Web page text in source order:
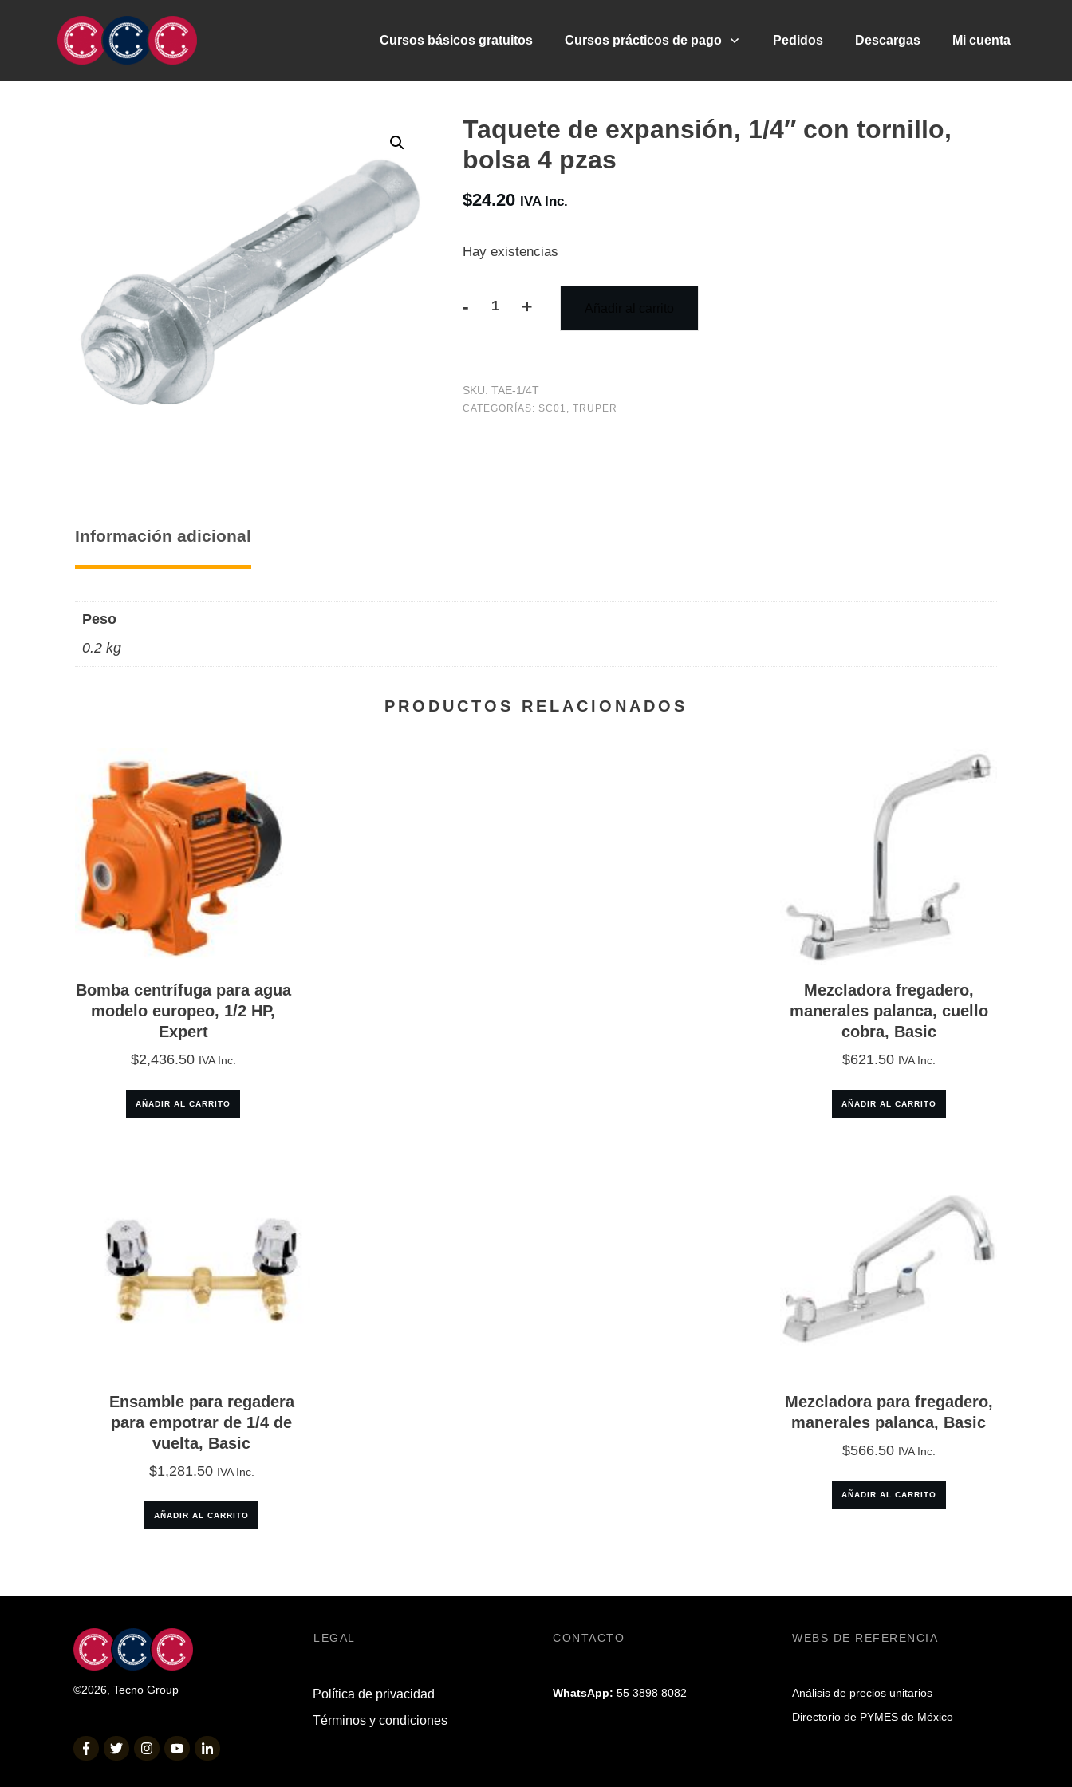
Cursos básicos gratuitos Cursos prácticos de pago Pedidos Descargas Mi cuenta
Taquete de expansión, 1/4″ con tornillo,
bolsa 4 pzas
$24.20 IVA Inc.
Hay existencias
-
1/4"
+
SKU:TAE-1/4T
CATEGORÍAS: SC01 ,TRUPER
Información adicional
Peso
0.2 kg
PRODUCTOS RELACIONADOS
Bomba centrífuga para agua
modelo europeo, 1/2 HP,
Expert
$2,436.50 IVA Inc.
AÑADIR AL CARRITO
Mezcladora fregadero,
manerales palanca, cuello
cobra, Basic
$621.50 IVA Inc.
AÑADIR AL CARRITO
Ensamble para regadera
para empotrar de 1/4 de
vuelta, Basic
$1,281.50 IVA Inc.
AÑADIR AL CARRITO
Mezcladora para fregadero,
manerales palanca, Basic
$566.50 IVA Inc.
AÑADIR AL CARRITO
©2026 Tecno Group
LEGAL
Política de privacidad
Términos y condiciones
CONTACTO
WhatsApp: 55 3898 8082
WEBS DE REFERENCIA
Análisis de precios unitarios
Directorio de PYMES de México